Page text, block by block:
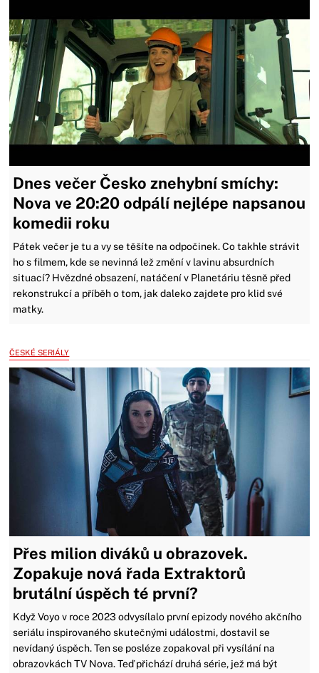
Dnes večer Česko znehybní smíchy:
Nova ve 20:20 odpálí nejlépe napsanou
komedii roku
Pátek večer je tu a vy se těšíte na odpočinek. Co takhle strávit
ho s filmem, kde se nevinná lež změní v lavinu absurdních
situací? Hvězdné obsazení, natáčení v Planetáriu těsně před
rekonstrukcí a příběh o tom, jak daleko zajdete pro klid své
matky.
ČESKÉ SERIÁLY
Přes milion diváků u obrazovek.
Zopakuje nová řada Extraktorů
brutální úspěch té první?
Když Voyo v roce 2023 odvysílalo první epizody nového akčního
seriálu inspirovaného skutečnými událostmi, dostavil se
nevídaný úspěch. Ten se posléze zopakoval při vysílání na
obrazovkách TV Nova. Teď přichází druhá série, jež má být